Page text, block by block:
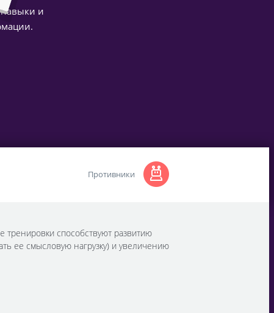
и
Противники
тренировки способствуют развитию
ее смысловую нагрузку) и увеличению